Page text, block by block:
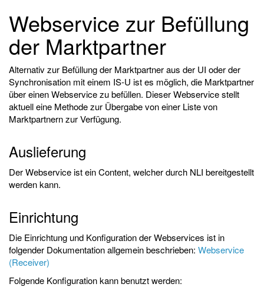
Webservice zur Befüllung
der Marktpartner
Alternativ zur Befüllung der Marktpartner aus der UI oder der
Synchronisation mit einem IS-U ist es möglich, die Marktpartner
über einen Webservice zu befüllen. Dieser Webservice stellt
aktuell eine Methode zur Übergabe von einer Liste von
Marktpartnern zur Verfügung.
Auslieferung
Der Webservice ist ein Content, welcher durch NLI bereitgestellt
werden kann.
Einrichtung
Die Einrichtung und Konfiguration der Webservices ist in
folgender Dokumentation allgemein beschrieben: Webservice
(Receiver)
Folgende Konfiguration kann benutzt werden: